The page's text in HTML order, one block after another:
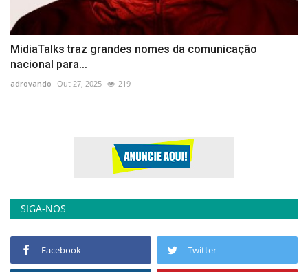
MidiaTalks traz grandes nomes da comunicação
nacional para...
adrovando Out 27, 2025 219
SIGA-NOS
Facebook Twitter